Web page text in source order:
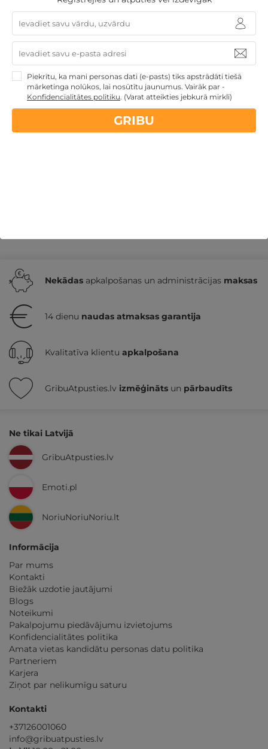
Grezna SPA atpūta MUIŽĀ ar izklaidēm DIVIEM
Sodelišku muižas lauku sēta
Nekādas apkalpošanas un administrācijas maksas
14 dienu naudas atmaksas garantija
Kvalitatīva klientu apkalpošana
GribuAtpusties.lv izmēģināts un pārbaudīts
Ne tikai Latvijā
GribuAtpusties.lv
Emoti.pl
NoriuNoriuNoriu.lt
Informācija
Par mums
Kontakti
Biežāk uzdotie jautājumi
Blogs
Noteikumi
Pakalpojumu piedāvājumu izvietojums
Konfidencialitātes politika
Amata vietas kandidātu personas datu politika
Partneriem
Karjera
Ziņot par nelikumīgu saturu
Kontakti
+37126001060
info@gribuatpusties.lv
Piekrītu, ka mani personas dati (e-pasts) tiks apstrādāti tiešā
mārketinga nolūkos, lai nosūtītu jaunumus. Vairāk par -
Konfidencialitātes politiku. (Varat atteikties jebkurā mirklī)
GRIBU